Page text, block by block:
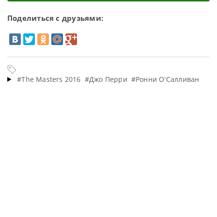
Поделиться с друзьями:
#The Masters 2016 #Джо Перри #Ронни О'Салливан